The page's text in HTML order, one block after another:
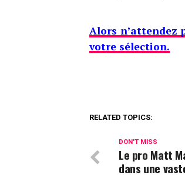
Alors n’attendez
votre sélection.
RELATED TOPICS:
DON'T MISS
Le pro Matt
dans une